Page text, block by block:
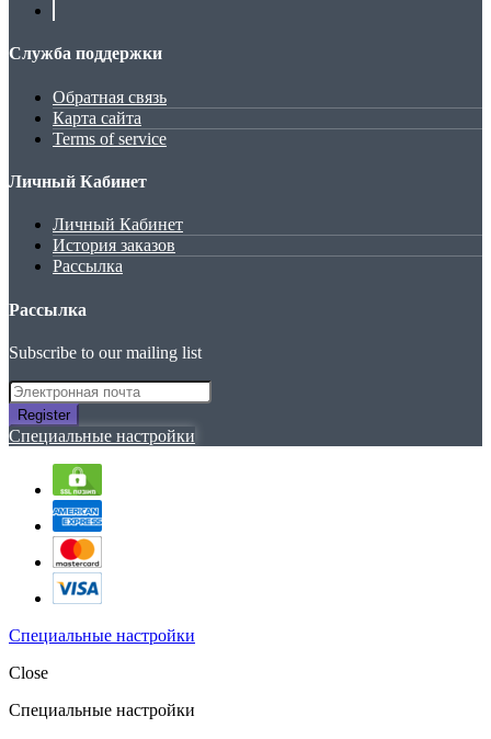
Служба поддержки
Обратная связь
Карта сайта
Terms of service
Личный Кабинет
Личный Кабинет
История заказов
Рассылка
Рассылка
Subscribe to our mailing list
Register
Специальные настройки
Специальные настройки
Close
Специальные настройки